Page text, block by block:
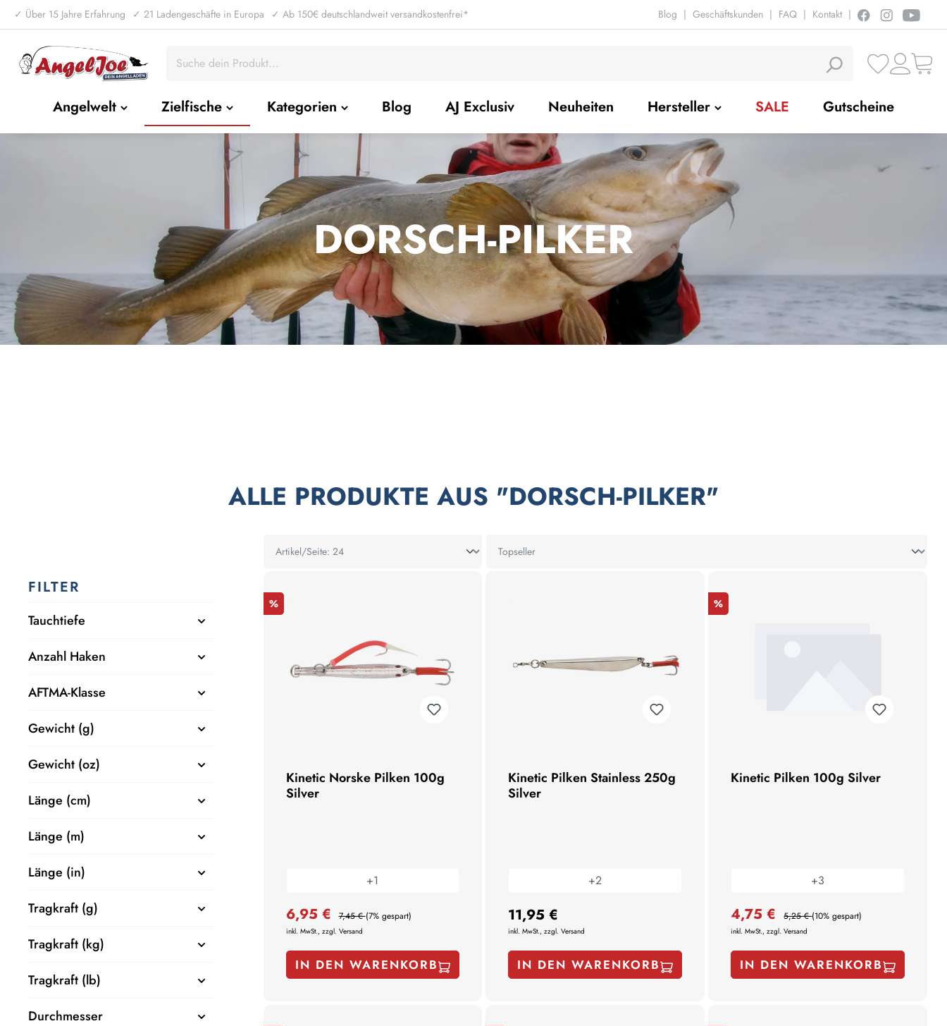
✓ Über 15 Jahre Erfahrung ✓ 21 Ladengeschäfte in Europa ✓ Ab 150€ deutschlandweit versandkostenfrei* Blog | Geschäftskunden | FAQ | Kontakt |
Angelwelt Zielfische Kategorien Blog AJ Exclusiv Neuheiten Hersteller SALE Gutscheine
DORSCH-PILKER
ALLE PRODUKTE AUS "DORSCH-PILKER"
FILTER
Tauchtiefe
Anzahl Haken
AFTMA-Klasse
Gewicht (g)
Gewicht (oz)
Länge (cm)
Länge (m)
Länge (in)
Tragkraft (g)
Tragkraft (kg)
Tragkraft (lb)
Durchmesser
%
Kinetic Norske Pilken 100g
Silver
+1
6,95 € 7,45 €(7% gespart)
inkl. MwSt., zzgl. Versand
IN DEN WARENKORB
Kinetic Pilken Stainless 250g
Silver
+2
11,95 €
inkl. MwSt., zzgl. Versand
IN DEN WARENKORB
%
Kinetic Pilken 100g Silver
+3
4,75 € 5,25 €(10% gespart)
inkl. MwSt., zzgl. Versand
IN DEN WARENKORB